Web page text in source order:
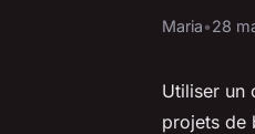
Maria•28
Utiliser un
projets de